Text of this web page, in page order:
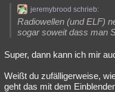
jeremybrood schrieb:
Radiowellen (und ELF)
sogar soweit dass man
Super, dann kann ich mir
Weißt du zufälligerweise,
geht das mit dem